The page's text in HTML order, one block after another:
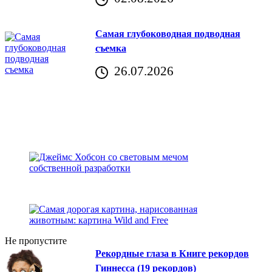
Самая глубоководная подводная
съемка
26.07.2026
Не пропустите
Рекордные глаза в Книге рекордов
Гиннесса (19 рекордов)